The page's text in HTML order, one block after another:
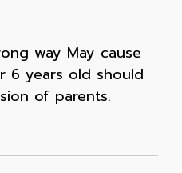
way May cause
6 years old should
of parents.